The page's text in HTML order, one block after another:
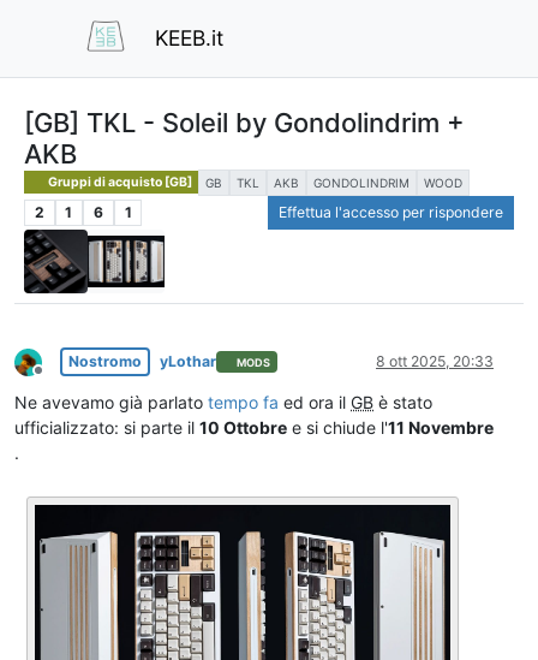
KEEB.it
[GB] TKL - Soleil by Gondolindrim +
AKB
Gruppi di acquisto [GB] GB TKL AKB GONDOLINDRIM WOOD
2 1 6 1 Effettua l'accesso per rispondere
Non in linea
Nostromo yLothar MODS 8 ott 2025, 20:33
Ne avevamo già parlato tempo fa ed ora il GB è stato
ufficializzato: si parte il 10 Ottobre e si chiude l'11 Novembre
.